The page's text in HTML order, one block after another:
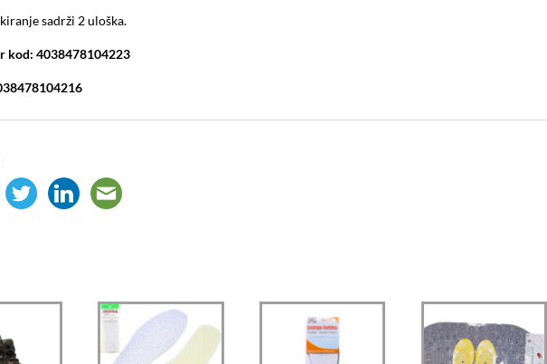
sadrži 2 uloška.
kod: 4038478104223